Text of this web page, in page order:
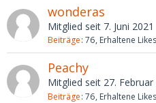
wonderas
Mitglied seit 7. Juni 2021
Beiträge 76 Erhaltene Likes
Peachy
Mitglied seit 27. Februar
Beiträge 76 Erhaltene Likes